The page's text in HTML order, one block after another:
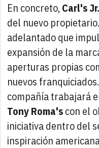
En concreto,Carl's Jr.
del nuevo
adelantado que
expansión de la
aperturas propias
nuevos
compañía trabajará
Tony Roma'scon el
iniciativa dentro del
inspiración